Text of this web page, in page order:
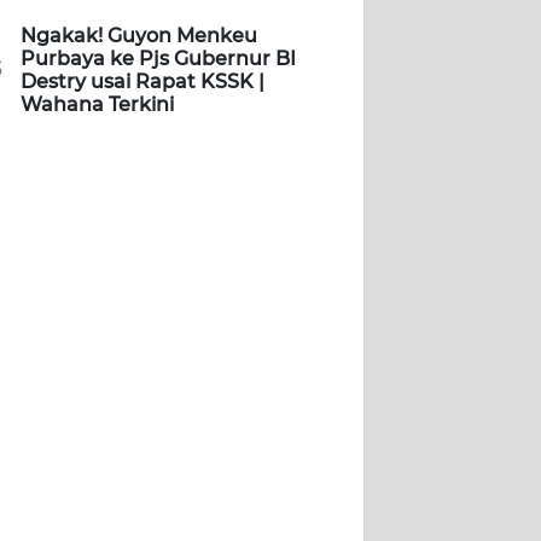
Ngakak! Guyon Menkeu
Purbaya ke Pjs Gubernur BI
Destry usai Rapat KSSK |
Wahana Terkini